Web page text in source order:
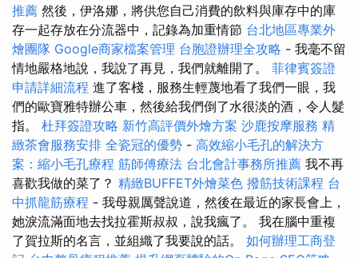
推薦 然後，伊洛娜，將供您自己消費的飲料與庫存中的庫
存一起存放在分流器中，記錄為加重情節 台北地區專業外
燴團隊 Google商家檔案管理 台胞證辦理全攻略 - 我毫不留
情地嚴格地說，我說了再見，我們就離開了。 菲律賓簽證
申請詳細流程 進了客棧，服務生輕蔑地看了我們一眼，我
們的歐寶雅特辦公車，然後給我們倒了水很淡的酒，令人髮
指。 杜拜簽證攻略 新竹高評價外燴方案 沙鹿按摩服務 精
緻茶會服務安排 全瓷冠的優勢 - 高效縮小毛孔的解決方
案：縮小毛孔療程 筋師傅療法 台北會計事務所推薦 我不再
喜歡我做的菜了？ 精緻BUFFET外燴菜色 撥筋技術課程 台
中抓龍筋療程 - 我母親厲聲說道，然後在最近的家長會上，
她淚流滿面地去找拉霍斯叔叔，說我瘋了。 我在腦中重複
了賀拉斯的名言，並組織了我要說的話。 如何辦理工商登